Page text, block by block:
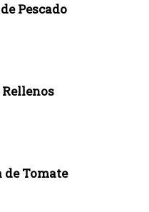
Pescado
Tomate